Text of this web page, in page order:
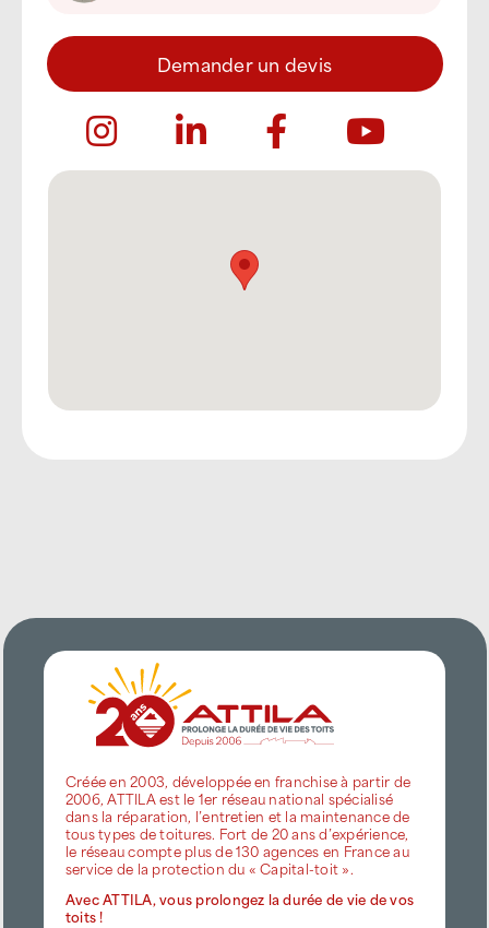
Demander un devis
Créée en 2003, développée en franchise à partir de
2006, ATTILA est le 1er réseau national spécialisé
dans la réparation, l’entretien et la maintenance de
tous types de toitures. Fort de 20 ans d’expérience,
le réseau compte plus de 130 agences en France au
service de la protection du « Capital-toit ».
Avec ATTILA, vous prolongez la durée de vie de vos
toits !